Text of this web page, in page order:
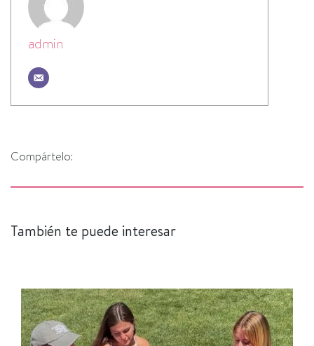
admin
Compártelo:
También te puede interesar